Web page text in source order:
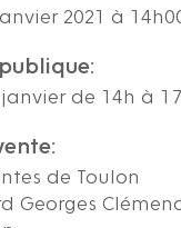
2021 à
de 14h à
de Toulon
Georges